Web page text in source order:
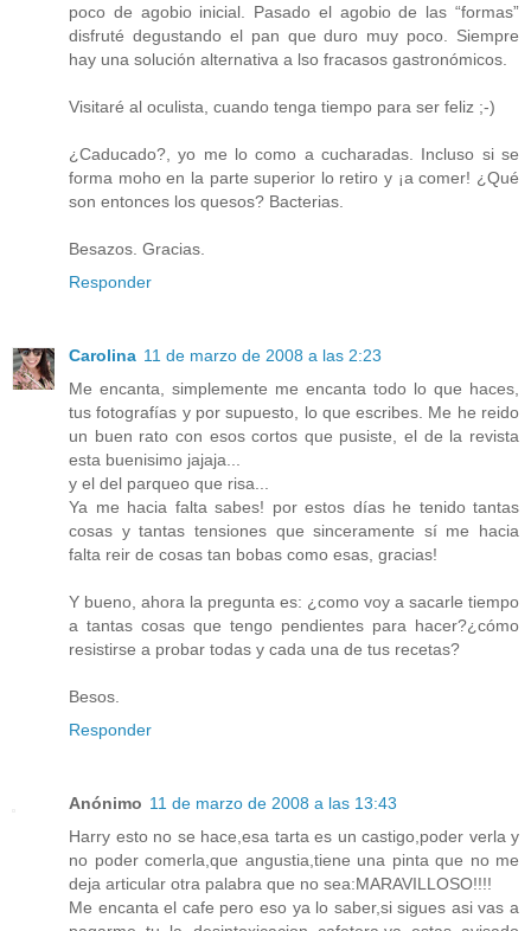
poco de agobio inicial. Pasado el agobio de las “formas”
disfruté degustando el pan que duro muy poco. Siempre
hay una solución alternativa a lso fracasos gastronómicos.
Visitaré al oculista, cuando tenga tiempo para ser feliz ;-)
¿Caducado?, yo me lo como a cucharadas. Incluso si se
forma moho en la parte superior lo retiro y ¡a comer! ¿Qué
son entonces los quesos? Bacterias.
Besazos. Gracias.
Responder
Carolina 11 de marzo de 2008 a las 2:23
Me encanta, simplemente me encanta todo lo que haces,
tus fotografías y por supuesto, lo que escribes. Me he reido
un buen rato con esos cortos que pusiste, el de la revista
esta buenisimo jajaja...
y el del parqueo que risa...
Ya me hacia falta sabes! por estos días he tenido tantas
cosas y tantas tensiones que sinceramente sí me hacia
falta reir de cosas tan bobas como esas, gracias!
Y bueno, ahora la pregunta es: ¿como voy a sacarle tiempo
a tantas cosas que tengo pendientes para hacer?¿cómo
resistirse a probar todas y cada una de tus recetas?
Besos.
Responder
Anónimo 11 de marzo de 2008 a las 13:43
Harry esto no se hace,esa tarta es un castigo,poder verla y
no poder comerla,que angustia,tiene una pinta que no me
deja articular otra palabra que no sea:MARAVILLOSO!!!!
Me encanta el cafe pero eso ya lo saber,si sigues asi vas a